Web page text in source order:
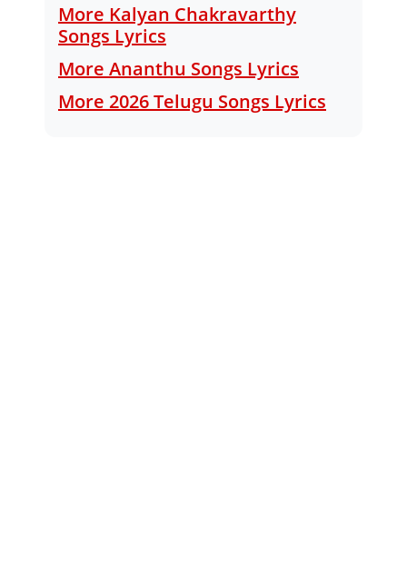
More Kalyan Chakravarthy
Songs Lyrics
More Ananthu Songs Lyrics
More 2026 Telugu Songs Lyrics